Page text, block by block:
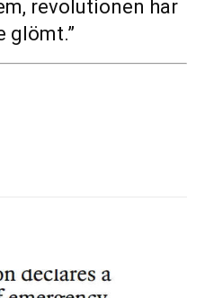
revolutionen har
glömt.”